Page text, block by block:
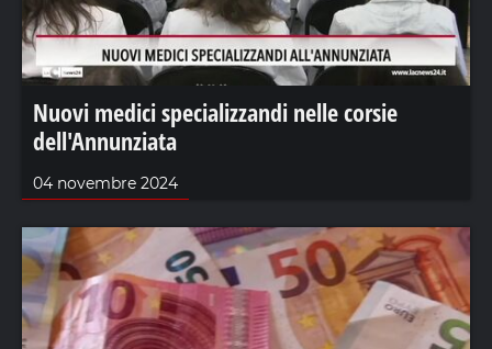
Nuovi medici specializzandi nelle corsie
dell'Annunziata
04 novembre 2024